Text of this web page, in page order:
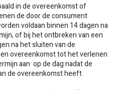
in de overeenkomst of
de door de consument
voldaan binnen 14 dagen na
of bij het ontbreken van een
na het sluiten van de
overeenkomst tot het verlenen
aan op de dag nadat de
de overeenkomst heeft